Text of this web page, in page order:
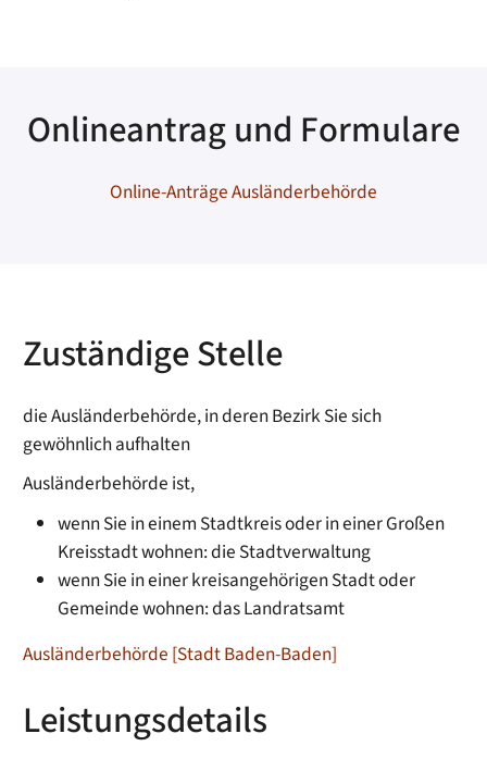
Onlineantrag und Formulare
Online-Anträge Ausländerbehörde
Zuständige Stelle
die Ausländerbehörde, in deren Bezirk Sie sich
gewöhnlich aufhalten
Ausländerbehörde ist,
wenn Sie in einem Stadtkreis oder in einer Großen
Kreisstadt wohnen: die Stadtverwaltung
wenn Sie in einer kreisangehörigen Stadt oder
Gemeinde wohnen: das Landratsamt
Ausländerbehörde [Stadt Baden-Baden]
Leistungsdetails